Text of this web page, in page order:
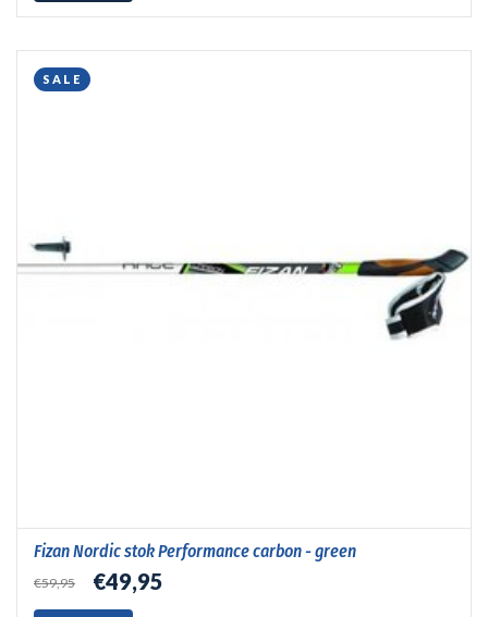
SALE
Fizan Nordic stok Performance carbon - green
€59,95 €49,95